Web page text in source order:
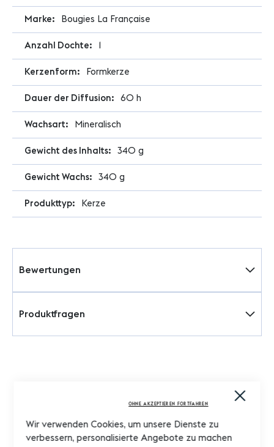
Close
Wir verwenden Cookies, um unsere Dienste zu
verbessern, personalisierte Angebote zu machen
OHNE AKZEPTIEREN FORTFAHREN
Bougies La Française
Formkerze
60 h
Mineralisch
340 g
340 g
Kerze
Bewertungen
Produktfragen
Schneller Versand